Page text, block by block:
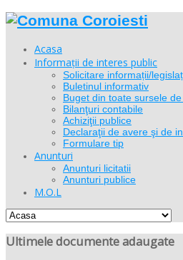
Acasa
Informații de interes public
Solicitare informații/
Buletinul informativ
Buget din toate sursele
Bilanţuri contabile
Achiziţii publice
Declaraţii de avere şi de
Formulare tip
Anunturi
Anunturi licitatii
Anunturi publice
M.O.L
Ultimele documente adaugate